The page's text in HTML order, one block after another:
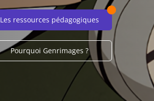
Les ressources pédagogiques
Pourquoi Genrimages ?